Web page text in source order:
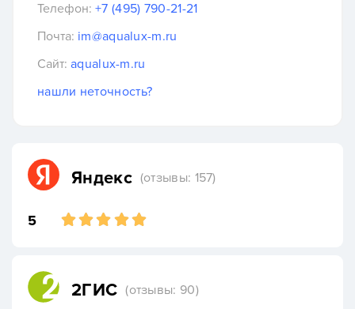
Телефон: +7 (495) 790-21-21
Почта: im@aqualux-m.ru
Сайт: aqualux-m.ru
нашли неточность?
Яндекс (отзывы: 157)
5
2ГИС (отзывы: 90)